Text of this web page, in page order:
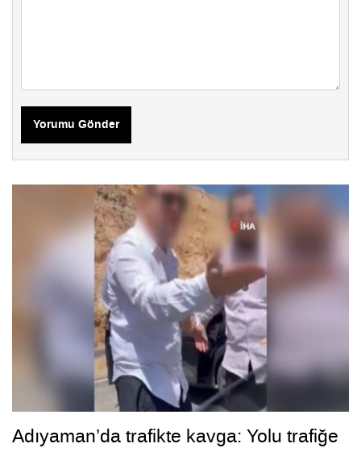
Yorumu Gönder
Adıyaman’da trafikte kavga: Yolu trafiğe